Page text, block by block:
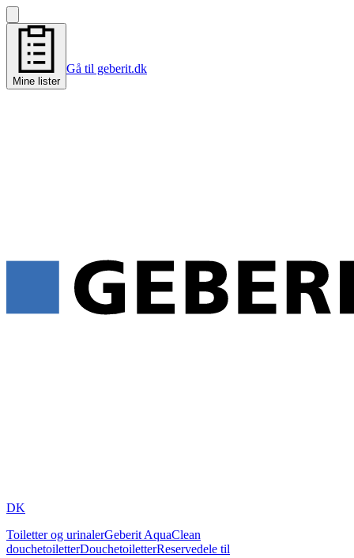
Mine lister
Gå til geberit.dk
DK
Toiletter og urinalerGeberit AquaClean
douchetoiletterDouchetoiletterReservedele til